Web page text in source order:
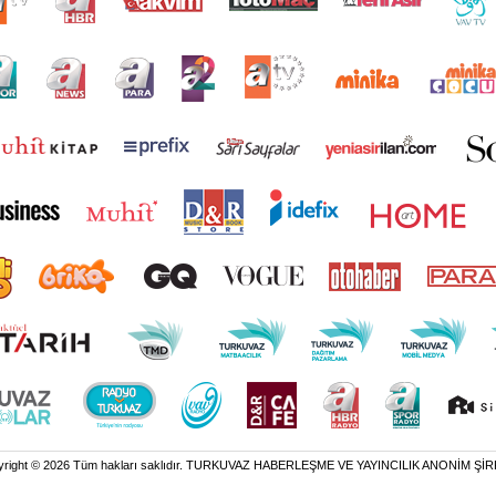
© 2026 Tüm hakları saklıdır. TURKUVAZ HABERLEŞME VE YAYINCILIK ANONİM